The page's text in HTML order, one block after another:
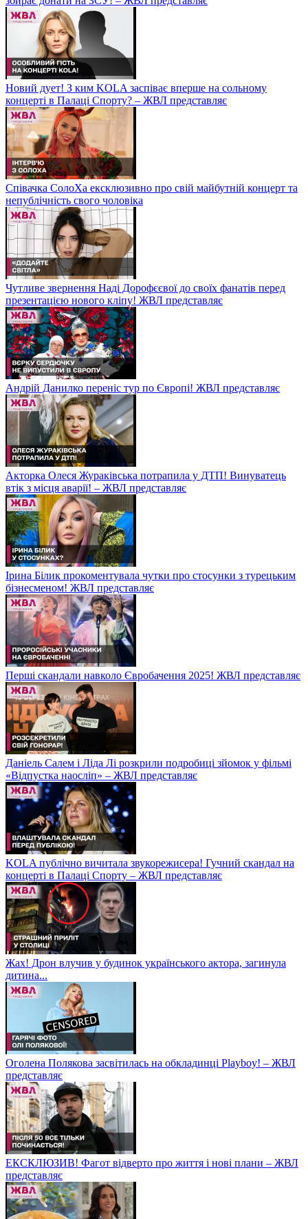
Новий дует! З ким KOLA заспіває вперше на сольному
концерті в Палаці Спорту? – ЖВЛ представляє
Співачка СолоХа ексклюзивно про свій майбутній концерт та
непублічність свого чоловіка
Чутливе звернення Наді Дорофєєвої до своїх фанатів перед
презентацією нового кліпу! ЖВЛ представляє
Андрій Данилко переніс тур по Європі! ЖВЛ представляє
Акторка Олеся Жураківська потрапила у ДТП! Винуватець
втік з місця аварії! – ЖВЛ представляє
Ірина Білик прокоментувала чутки про стосунки з турецьким
бізнесменом! ЖВЛ представляє
Перші скандали навколо Євробачення 2025! ЖВЛ представляє
Даніель Салем і Ліда Лі розкрили подробиці зйомок у фільмі
«Відпустка наосліп» – ЖВЛ представляє
KOLA публічно вичитала звукорежисера! Гучний скандал на
концерті в Палаці Спорту – ЖВЛ представляє
Жах! Дрон влучив у будинок українського актора, загинула
дитина...
Оголена Полякова засвітилась на обкладинці Playboy! – ЖВЛ
представляє
ЕКСКЛЮЗИВ! Фагот відверто про життя і нові плани – ЖВЛ
представляє